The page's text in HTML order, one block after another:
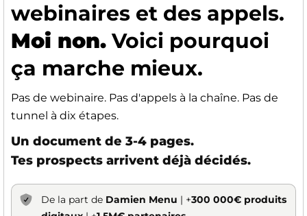
webinaires et des appels.
Moi non. Voici pourquoi
ça marche mieux.
Pas de webinaire. Pas d'appels à la chaîne. Pas de
tunnel à dix étapes.
Un document de 3-4 pages.
Tes prospects arrivent déjà décidés.
De la part de Damien Menu | +300 000€ produits